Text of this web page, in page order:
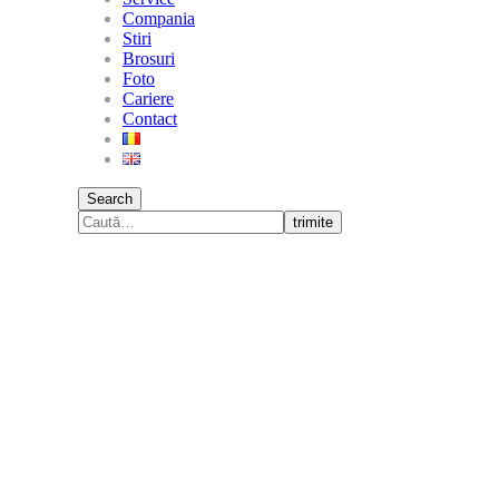
Compania
Stiri
Brosuri
Foto
Cariere
Contact
Search
trimite